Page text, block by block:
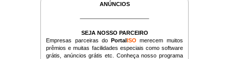
ANÚNCIOS
SEJA NOSSO PARCEIRO
Empresas parceiras doPortalISO merecem muitos
prêmios e muitas facilidades especiais como software
grátis, anúncios grátis etc. Conheça nosso programa